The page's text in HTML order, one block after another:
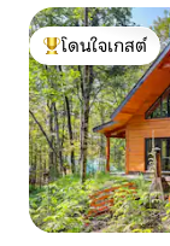
โดนใจเกสต์ที่สุด
โดนใจเกสต์